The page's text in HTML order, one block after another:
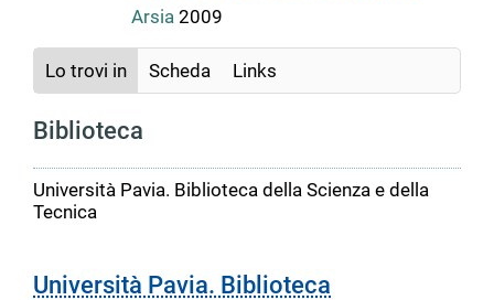
documento
Arsia 2009
Lo trovi in Scheda Links
Biblioteca
Università Pavia. Biblioteca della Scienza e della
Tecnica
Università Pavia. Biblioteca